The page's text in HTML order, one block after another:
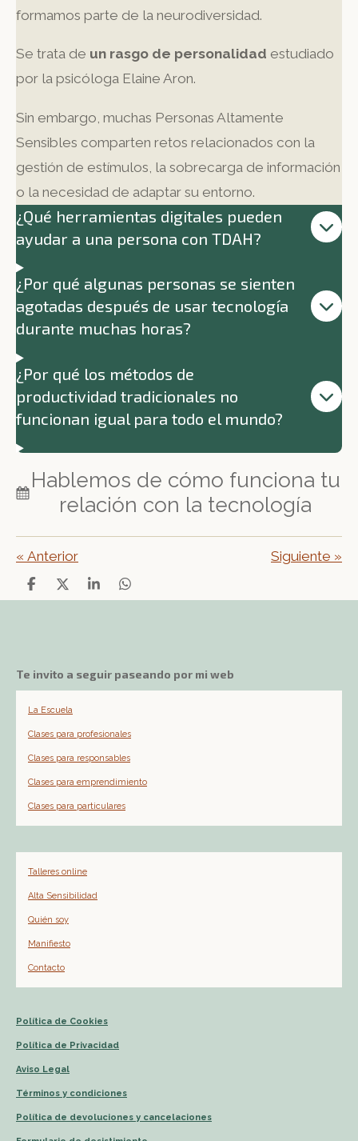
formamos parte de la neurodiversidad.
Se trata de un rasgo de personalidad estudiado
por la psicóloga Elaine Aron.
Sin embargo, muchas Personas Altamente
Sensibles comparten retos relacionados con la
gestión de estímulos, la sobrecarga de información
o la necesidad de adaptar su entorno.
¿Qué herramientas digitales pueden
ayudar a una persona con TDAH?
¿Por qué algunas personas se sienten
agotadas después de usar tecnología
durante muchas horas?
¿Por qué los métodos de
productividad tradicionales no
funcionan igual para todo el mundo?
Hablemos de cómo funciona tu
relación con la tecnología
« Anterior Siguiente »
C
o
t
i
r
C
o
t
i
r
C
o
t
i
C
o
t
i
Te invito a seguir paseando por mi web
La Escuela
Clases para profesionales
Clases para responsables
Clases para emprendimiento
Clases para particulares
Talleres online
Alta Sensibilidad
Quién soy
Manifiesto
Contacto
Política de Cookies
Política de Privacidad
Aviso Legal
Términos y condiciones
Política de devoluciones y cancelaciones